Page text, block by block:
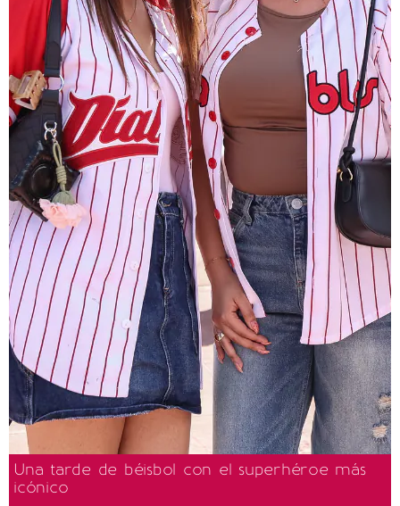
Una tarde de béisbol con el superhéroe más
icónico